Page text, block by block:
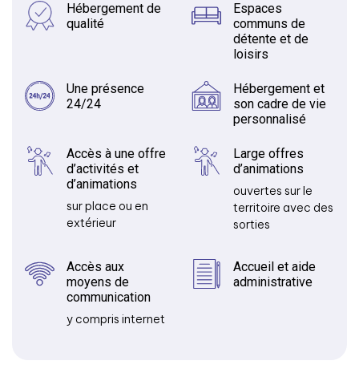
Hébergement de
qualité
Espaces
communs de
détente et de
loisirs
Une présence
24/24
Hébergement et
son cadre de vie
personnalisé
Accès à une offre
d’activités et
d’animations
sur place ou en
extérieur
Large offres
d’animations
ouvertes sur le
territoire avec des
sorties
Accès aux
moyens de
communication
y compris internet
Accueil et aide
administrative